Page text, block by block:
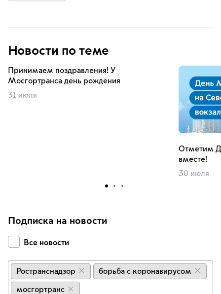
Новости по теме
Принимаем поздравления! У
Мосгортранса день рождения
31 июля
Отметим
вместе!
30 июля
Подписка на новости
Все новости
Ространснадзор борьба с коронавирусом
мосгортранс